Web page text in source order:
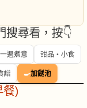
搜尋看，按👇
一週煮意 甜品・小食
譜 🍳加餸池
餐)